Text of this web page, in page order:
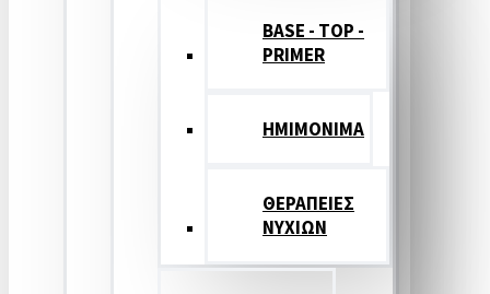
BASE - TOP -
PRIMER
HMIMONIMA
ΘΕΡΑΠΕΙΕΣ
ΝΥΧΙΩΝ